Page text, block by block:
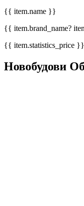
{{ item.name }}
{{ item.brand_name?
{{ item.statistics_price }}
Новобудови